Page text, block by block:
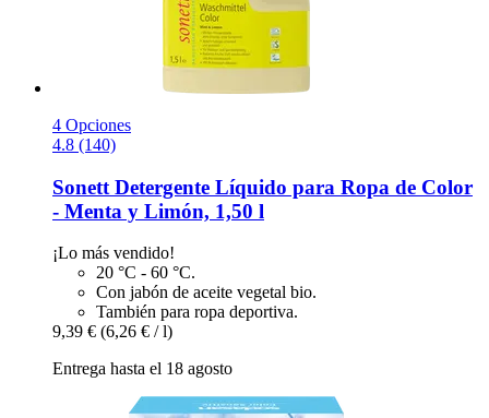
4 Opciones
4.8 (140)
Sonett Detergente Líquido para Ropa de Color
-​ Menta y Limón, 1,50 l
¡Lo más vendido!
20 °C - 60 °C.
Con jabón de aceite vegetal bio.
También para ropa deportiva.
9,39 € (6,26 € / l)
Entrega hasta el 18 agosto